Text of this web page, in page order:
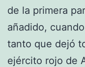
de la primera
añadido,
tanto que dejó
ejército rojo de